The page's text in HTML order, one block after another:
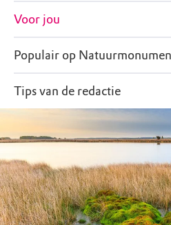
Voor jou
Populair op
Tips van de redactie